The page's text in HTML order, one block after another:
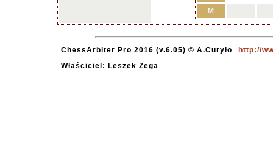
M
ChessArbiter Pro 2016 (v.6.05) © A.Curyło
http://
Właściciel: Leszek Zega